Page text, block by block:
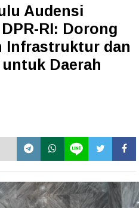
Audensi
RI: Dorong
Infrastruktur dan
Daerah